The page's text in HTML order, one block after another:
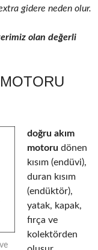
gidere neden olur.
olan değerli
doğru akım
motoru dönen
kısım (endüvi),
duran kısım
(endüktör),
yatak, kapak,
fırça ve
kolektörden